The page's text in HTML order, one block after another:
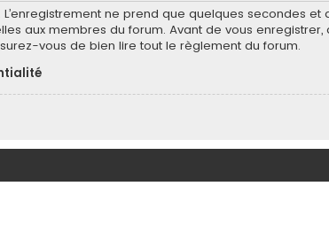
ne prend que quelques secondes et
aux membres du forum. Avant de vous
vous de bien lire tout le règlement du forum.